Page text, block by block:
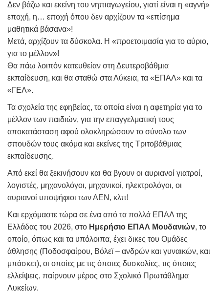
Δεν βάζω και εκείνη του νηπιαγωγείου, γιατί είναι η «αγνή»
εποχή, η… εποχή όπου δεν αρχίζουν τα «επίσημα
μαθητικά βάσανα»!
Μετά, αρχίζουν τα δύσκολα. Η «προετοιμασία για το αύριο,
για το μέλλον»!
Θα πάω λοιπόν κατευθείαν στη Δευτεροβάθμια
εκπαίδευση, και θα σταθώ στα Λύκεια, τα «ΕΠΑΛ» και τα
«ΓΕΛ».
Τα σχολεία της εφηβείας, τα οποία είναι η αφετηρία για το
μέλλον των παιδιών, για την επαγγελματική τους
αποκατάσταση αφού ολοκληρώσουν το σύνολο των
σπουδών τους ακόμα και εκείνες της Τριτοβάθμιας
εκπαίδευσης.
Από εκεί θα ξεκινήσουν και θα βγουν οι αυριανοί γιατροί,
λογιστές, μηχανολόγοι, μηχανικοί, ηλεκτρολόγοι, οι
αυριανοί υποψήφιοι των ΑΕΝ, κλπ!
Και ερχόμαστε τώρα σε ένα από τα πολλά ΕΠΑΛ της
Ελλάδας του 2026, στο Ημερήσιο ΕΠΑΛ Μουδανιών, το
οποίο, όπως και τα υπόλοιπα, έχει δικες του Ομάδες
άθλησης (Ποδοσφαίρου, Βόλεϊ – ανδρών και γυναικών, και
μπάσκετ), οι οποίες με τις όποιες δυσκολίες, τις όποιες
ελλείψεις, παίρνουν μέρος στο Σχολικό Πρωτάθλημα
Λυκείων.